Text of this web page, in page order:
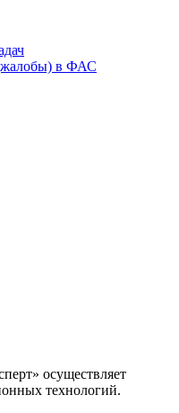
в ФАС
осуществляет
технологий.